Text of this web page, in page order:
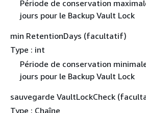
Période de conservation
jours pour le Backup Vault Lock
min RetentionDays (facultatif)
Type : int
Période de conservation
jours pour le Backup Vault Lock
sauvegarde VaultLockCheck
Type : Chaîne